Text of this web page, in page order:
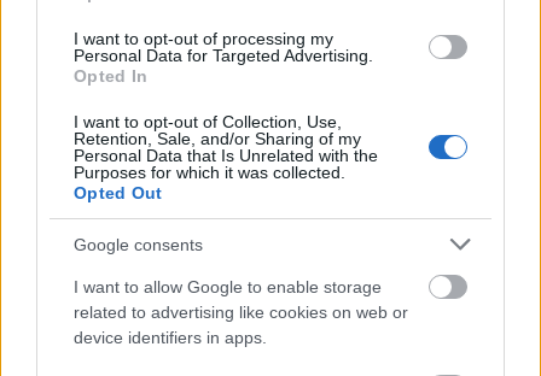
I want to opt-out of processing my
Personal Data for Targeted Advertising.
Opted In
I want to opt-out of Collection, Use,
Retention, Sale, and/or Sharing of my
Personal Data that Is Unrelated with the
Purposes for which it was collected.
Opted Out
Google consents
I want to allow Google to enable storage
related to advertising like cookies on web or
device identifiers in apps.
És mi van a wifivel?
Semmi. Wifin az Onavo Extendkikapcsol
a megszokott módon működik, semmi nem megy
keresztül az Onavo proxy szerverein.
Biztonságos, hogy minden forgalmam egy
cég szerverén megy keresztül?
Az Onavo nélkül is sok cég sok szerverén, illetve
eszközein megy keresztül a forgalom.Az csak egy
ábránd, hogy az adatainkat nem látja senki. Nem a